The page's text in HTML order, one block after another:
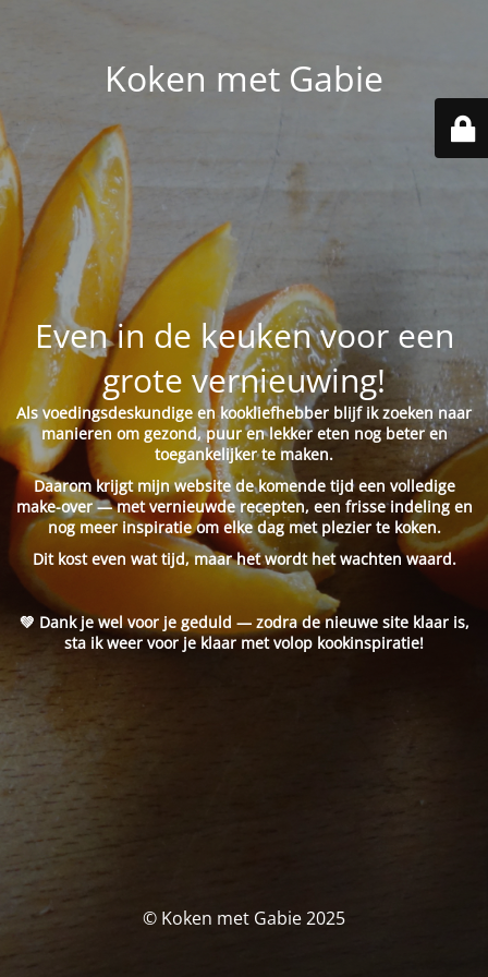
Koken met Gabie
Even in de keuken voor een
grote vernieuwing!
Als voedingsdeskundige en kookliefhebber blijf ik zoeken naar
manieren om gezond, puur en lekker eten nog beter en
toegankelijker te maken.
Daarom krijgt mijn website de komende tijd een volledige
make-over — met vernieuwde recepten, een frisse indeling en
nog meer inspiratie om elke dag met plezier te koken.
Dit kost even wat tijd, maar het wordt het wachten waard.
💚 Dank je wel voor je geduld — zodra de nieuwe site klaar is,
sta ik weer voor je klaar met volop kookinspiratie!
© Koken met Gabie 2025